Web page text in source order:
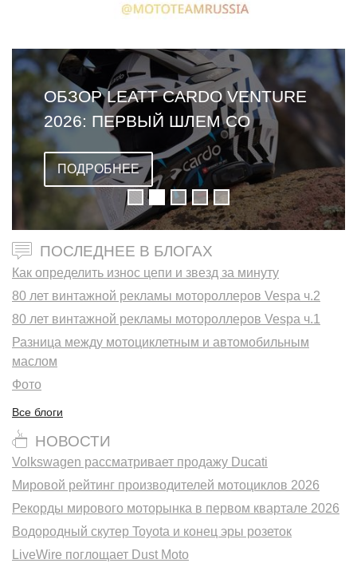
ОБЗОР LEATT CARDO VENTURE
2026: ПЕРВЫЙ ШЛЕМ СО
ВСТРОЕННОЙ ГАРНИТУРОЙ
ПОДРОБНЕЕ
ПОСЛЕДНЕЕ В БЛОГАХ
Как определить износ цепи и звезд за минуту
80 лет винтажной рекламы мотороллеров Vespa ч.2
80 лет винтажной рекламы мотороллеров Vespa ч.1
Разница между мотоциклетным и автомобильным
маслом
Фото
Все блоги
НОВОСТИ
Volkswagen рассматривает продажу Ducati
Мировой рейтинг производителей мотоциклов 2026
Рекорды мирового моторынка в первом квартале 2026
Водородный скутер Toyota и конец эры розеток
LiveWire поглощает Dust Moto